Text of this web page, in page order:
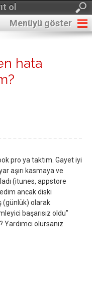
ol
Menüyü göster
hata
pro ya taktım. Gayet iyi
aşırı kasmaya ve
(itunes, appstore
ancak diski
(günlük) olarak
başarısız oldu"
Yardımcı olursanız